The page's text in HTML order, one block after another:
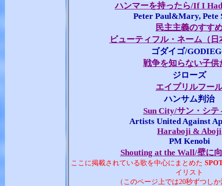
ハンマーを持ったら/If I
Peter Paul&Mary, Pete
民主主義のすす
ビューティフル・ネーム（日
ゴダイゴ/
戦争を知らない子供
ジローズ
エイプリルフー
ハンサム判治
Sun City/サン・シテ
Artists United Against
Haraboji & Aboji
PM Kenobi
Shouting at the Wall/壁に
ここに掲載されている歌を中心にまとめた
イリスト
（このページ上では20秒ずつし